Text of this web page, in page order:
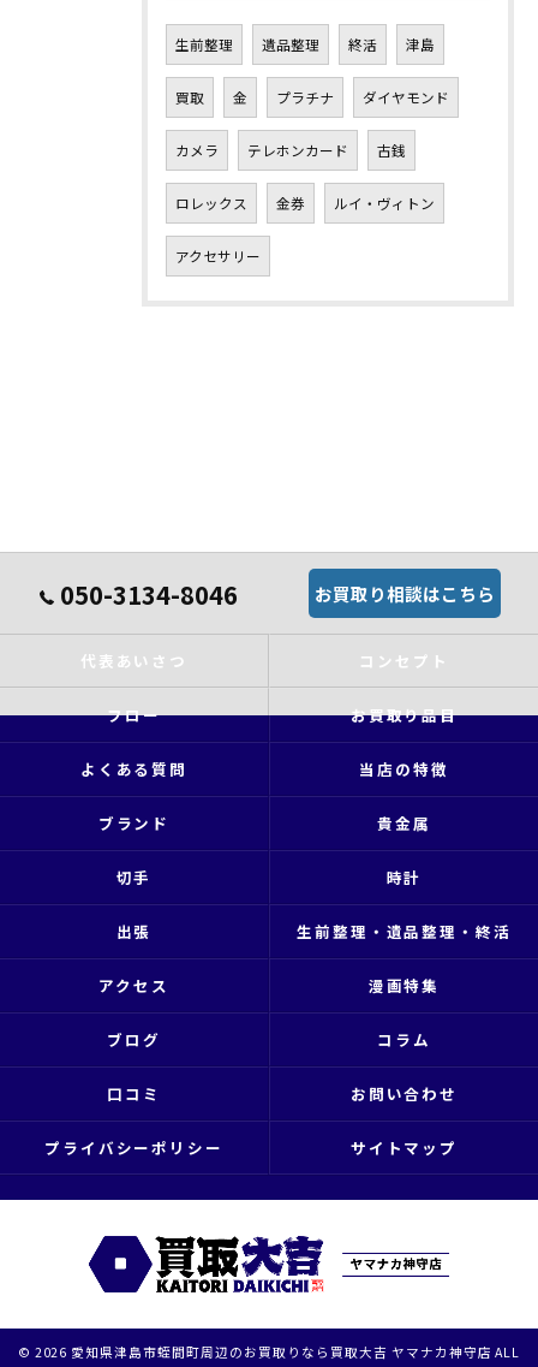
生前整理 遺品整理 終活 津島
買取 金 プラチナ ダイヤモンド
カメラ テレホンカード 古銭
ロレックス 金券 ルイ・ヴィトン
アクセサリー
050-3134-8046 お買取り相談はこちら
代表あいさつ コンセプト
フロー お買取り品目
よくある質問 当店の特徴
ブランド 貴金属
切手 時計
出張 生前整理・遺品整理・終活
アクセス 漫画特集
ブログ コラム
口コミ お問い合わせ
プライバシーポリシー サイトマップ
© 2026 愛知県津島市蛭間町周辺のお買取りなら買取大吉 ヤマナカ神守店 ALL